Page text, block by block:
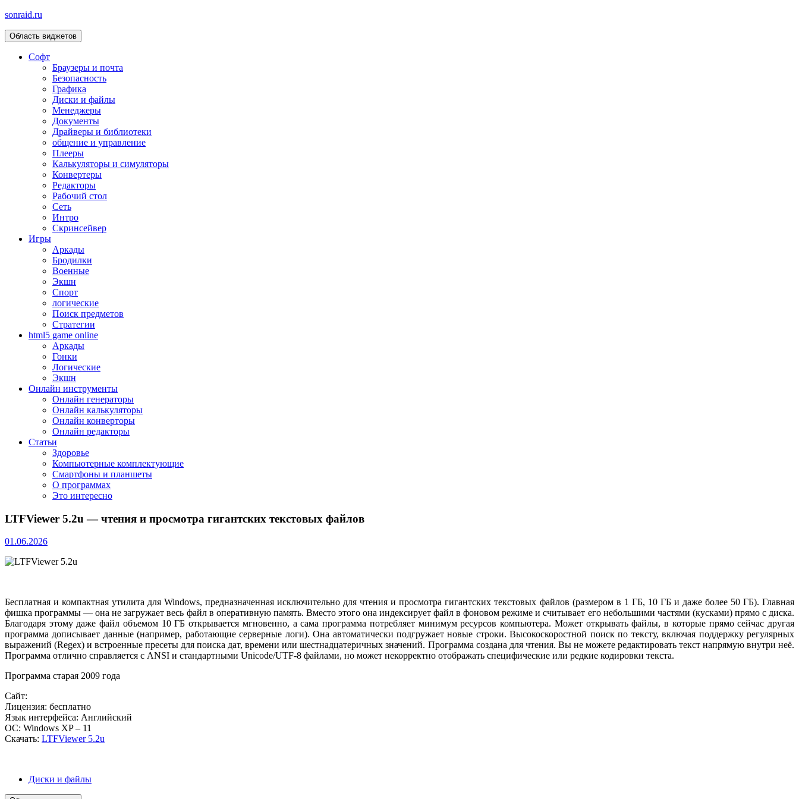
sonraid.ru
Скачивай программы, мини игры
Область виджетов
Софт
Браузеры и почта
Безопасность
Графика
Диски и файлы
Менеджеры
Документы
Драйверы и библиотеки
общение и управление
Плееры
Калькуляторы и симуляторы
Конвертеры
Редакторы
Рабочий стол
Сеть
Интро
Скринсейвер
Игры
Аркады
Бродилки
Военные
Экшн
Спорт
логические
Поиск предметов
Стратегии
html5 game online
Аркады
Гонки
Логические
Экшн
Онлайн инструменты
Онлайн генераторы
Онлайн калькуляторы
Онлайн конверторы
Онлайн редакторы
Статьи
Здоровье
Компьютерные комплектующие
Смартфоны и планшеты
О программах
Это интересно
LTFViewer 5.2u — чтения и просмотра гигантских текстовых файлов
01.06.2026
Бесплатная и компактная утилита для Windows, предназначенная исключительно для чтения и просмотра гигантских текстовых файлов (размером в 1 ГБ, 10 ГБ и даже более 50 ГБ). Главная
фишка программы — она не загружает весь файл в оперативную память. Вместо этого она индексирует файл в фоновом режиме и считывает его небольшими частями (кусками) прямо с диска.
Благодаря этому даже файл объемом 10 ГБ открывается мгновенно, а сама программа потребляет минимум ресурсов компьютера. Может открывать файлы, в которые прямо сейчас другая
программа дописывает данные (например, работающие серверные логи). Она автоматически подгружает новые строки. Высокоскоростной поиск по тексту, включая поддержку регулярных
выражений (Regex) и встроенные пресеты для поиска дат, времени или шестнадцатеричных значений. Программа создана для чтения. Вы не можете редактировать текст напрямую внутри неё.
Программа отлично справляется с ANSI и стандартными Unicode/UTF-8 файлами, но может некорректно отображать специфические или редкие кодировки текста.
Программа старая 2009 года
Сайт:
Лицензия: бесплатно
Язык интерфейса: Английский
ОС: Windows XP – 11
Скачать: LTFViewer 5.2u
Диски и файлы